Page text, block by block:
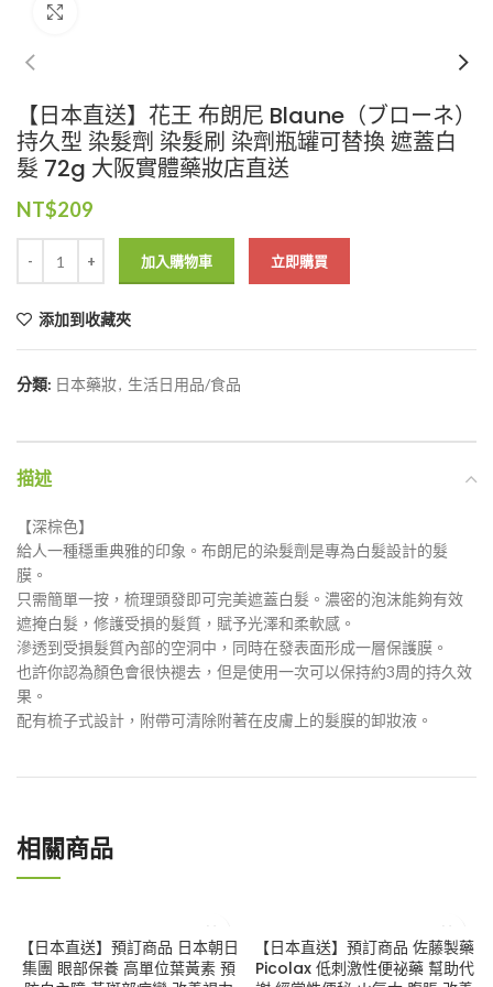
【日本直送】花王 布朗尼 Blaune（ブローネ）
持久型 染髮劑 染髮刷 染劑瓶罐可替換 遮蓋白
髮 72g 大阪實體藥妝店直送
NT$209
加入購物車 立即購買
添加到收藏夾
分類: 日本藥妝, 生活日用品/食品
描述
【深棕色】
給人一種穩重典雅的印象。布朗尼的染髮劑是專為白髮設計的髮
膜。
只需簡單一按，梳理頭發即可完美遮蓋白髮。濃密的泡沫能夠有效
遮掩白髮，修護受損的髮質，賦予光澤和柔軟感。
滲透到受損髮質內部的空洞中，同時在發表面形成一層保護膜。
也許你認為顏色會很快褪去，但是使用一次可以保持約3周的持久效
果。
配有梳子式設計，附帶可清除附著在皮膚上的髮膜的卸妝液。
相關商品
【日本直送】預訂商品 日本朝日
集團 眼部保養 高單位葉黃素 預
【日本直送】預訂商品 佐藤製藥
Picolax 低刺激性便祕藥 幫助代